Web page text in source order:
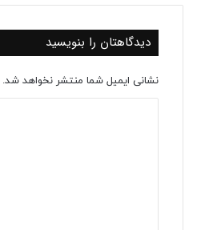
دیدگاهتان را بنویسید
نشانی ایمیل شما منتشر نخواهد شد.